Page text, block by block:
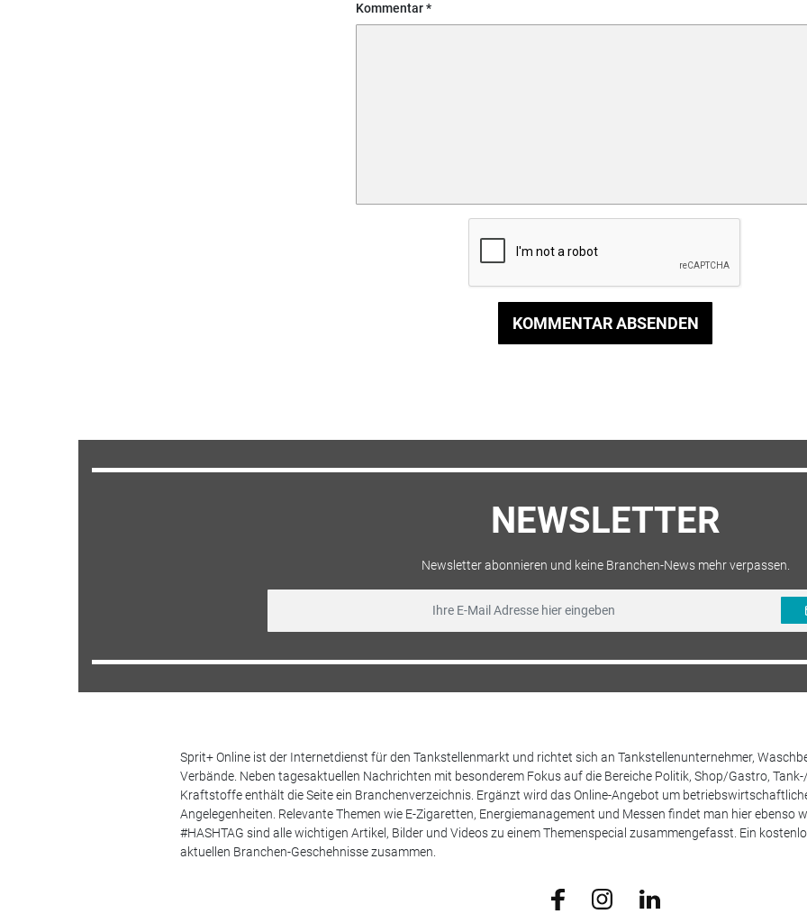
Kommentar
KOMMENTAR ABSENDEN
NEWSLETTER
Newsletter abonnieren und keine Branchen-News mehr verpassen.
Sprit+ Online ist der Internetdienst für den Tankstellenmarkt und richtet sich an Tankstellenunternehmer,
Verbände. Neben tagesaktuellen Nachrichten mit besonderem Fokus auf die Bereiche Politik, Shop/Gastro,
Kraftstoffe enthält die Seite ein Branchenverzeichnis. Ergänzt wird das Online-Angebot um
Angelegenheiten. Relevante Themen wie E-Zigaretten, Energiemanagement und Messen findet man hier ebenso
#HASHTAG sind alle wichtigen Artikel, Bilder und Videos zu einem Themenspecial zusammengefasst. Ein
aktuellen Branchen-Geschehnisse zusammen.